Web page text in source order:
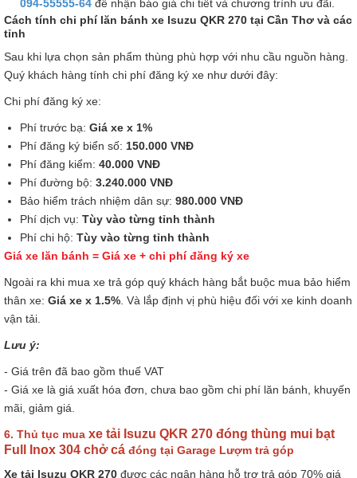
094-55555-64 để nhận báo giá chi tiết và chương trình ưu đãi.
Cách tính chi phí lăn bánh xe Isuzu QKR 270 tại Cần Thơ và các
tỉnh
Sau khi lựa chọn sản phẩm thùng phù hợp với nhu cầu nguồn hàng.
Quý khách hàng tính chi phí đăng ký xe như dưới đây:
Chi phí đăng ký xe:
Phí trước bạ: Giá xe x 1%
Phí đăng ký biển số: 150.000 VNĐ
Phí đăng kiểm: 40.000 VNĐ
Phí đường bộ: 3.240.000 VNĐ
Bảo hiểm trách nhiệm dân sự: 980.000 VNĐ
Phí dịch vụ: Tùy vào từng tỉnh thành
Phí chi hộ: Tùy vào từng tỉnh thành
Giá xe lăn bánh = Giá xe + chi phí đăng ký xe
Ngoài ra khi mua xe trả góp quý khách hàng bắt buộc mua bảo hiểm
thân xe: Giá xe x 1.5% . Và lắp định vị phù hiệu đối với xe kinh doanh
vận tải.
Lưu ý:
- Giá trên đã bao gồm thuế VAT
- Giá xe là giá xuất hóa đơn, chưa bao gồm chi phí lăn bánh, khuyến
mãi, giảm giá.
6. Thủ tục mua xe tải Isuzu QKR 270 đóng thùng mui bạt
Full Inox 304 chở cá đóng tại Garage Lượm trả góp
Xe tải Isuzu QKR 270 được các ngân hàng hỗ trợ trả góp 70% giá